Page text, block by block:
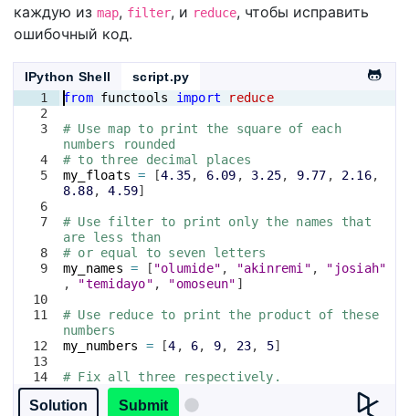
каждую из map, filter, и reduce, чтобы исправить
ошибочный код.
IPython Shell
script.py
1
2
3
4
5
6
7
8
9
10
11
12
13
14
15
from functools import reduce
# Use map to print the square of each
numbers rounded
# to three decimal places
my_floats = [4.35, 6.09 , 3.25, 9.77 , 2.16,
8.88, 4.59]
# Use filter to print only the names that
are less than
# or equal to seven letters
my_names = [ "olumide" , "akinremi" , "josiah"
, "temidayo" , "omoseun" ]
# Use reduce to print the product of these
numbers
my_numbers
= [4 , 6, 9, 23, 5]
# Fix all three respectively.
map_result = list
my_floats))
Solution Submit